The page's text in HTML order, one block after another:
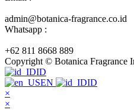
admin@botanica-fragrance.co.id
Whatsapp :
+62 811 8668 889
Copyright © Botanica Fragrance
ID
EN
ID
×
×